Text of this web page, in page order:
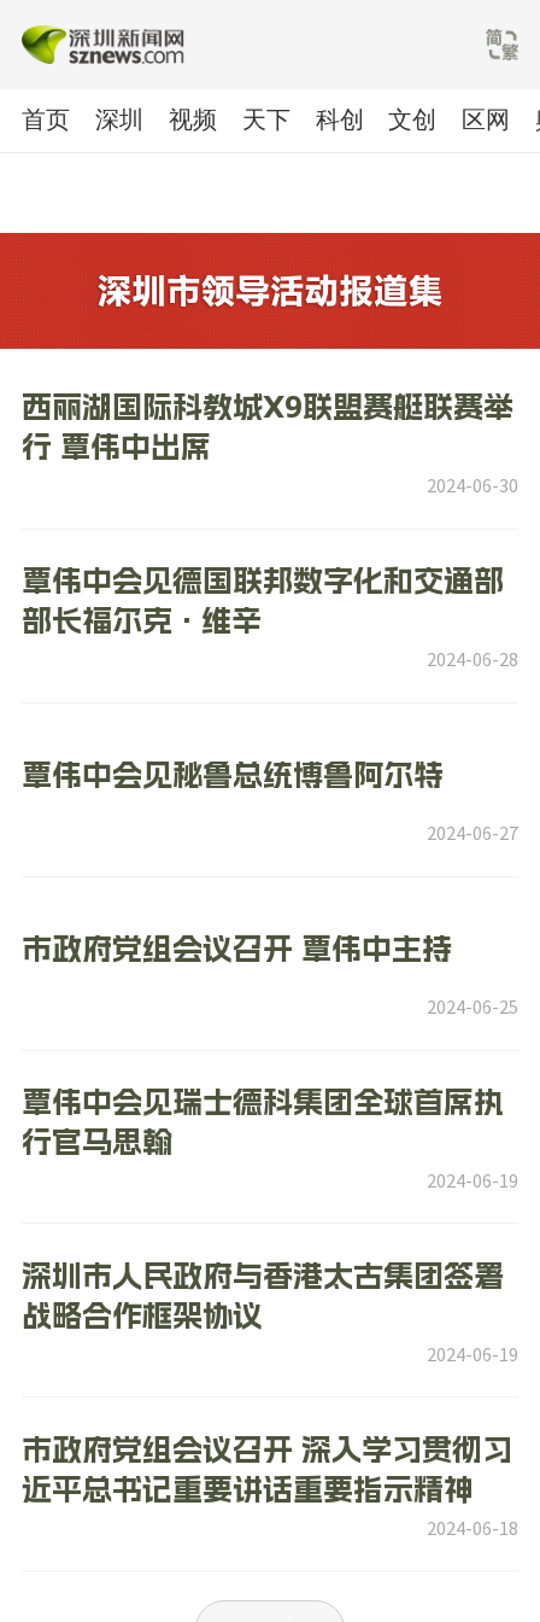
首页 深圳 视频 天下 科创 文创 区网
2024-06-30
西丽湖国际科教城X9联盟赛艇联赛举
行 覃伟中出席
2024-06-28
覃伟中会见德国联邦数字化和交通部
部长福尔克·维辛
2024-06-27
覃伟中会见秘鲁总统博鲁阿尔特
2024-06-25
市政府党组会议召开 覃伟中主持
2024-06-19
覃伟中会见瑞士德科集团全球首席执
行官马思翰
2024-06-19
深圳市人民政府与香港太古集团签署
战略合作框架协议
2024-06-18
市政府党组会议召开 深入学习贯彻习
近平总书记重要讲话重要指示精神